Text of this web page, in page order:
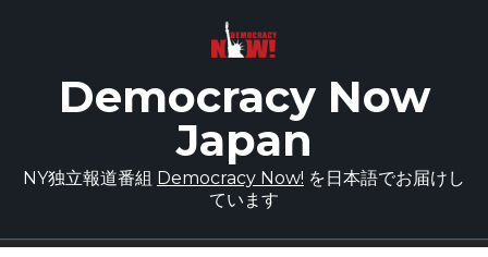
Democracy Now
Japan
NY独立報道番組 Democracy Now! を日本語でお届けし
ています